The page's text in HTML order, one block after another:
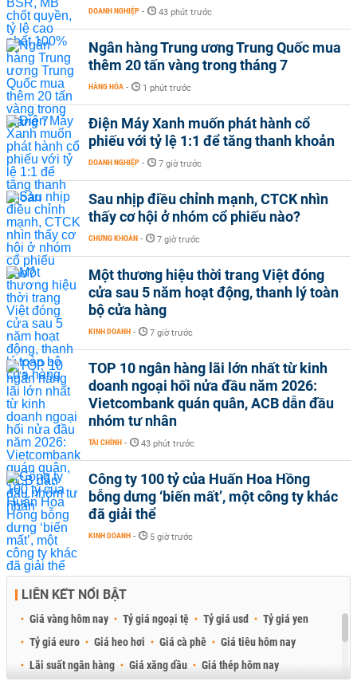
DOANH NGHIỆP - 43 phút trước
Ngân hàng Trung ương Trung Quốc mua
thêm 20 tấn vàng trong tháng 7
HÀNG HÓA - 1 phút trước
Điện Máy Xanh muốn phát hành cổ
phiếu với tỷ lệ 1:1 để tăng thanh khoản
DOANH NGHIỆP - 7 giờ trước
Sau nhịp điều chỉnh mạnh, CTCK nhìn
thấy cơ hội ở nhóm cổ phiếu nào?
CHỨNG KHOÁN - 7 giờ trước
Một thương hiệu thời trang Việt đóng
cửa sau 5 năm hoạt động, thanh lý toàn
bộ cửa hàng
KINH DOANH - 7 giờ trước
TOP 10 ngân hàng lãi lớn nhất từ kinh
doanh ngoại hối nửa đầu năm 2026:
Vietcombank quán quân, ACB dẫn đầu
nhóm tư nhân
TÀI CHÍNH - 43 phút trước
Công ty 100 tỷ của Huấn Hoa Hồng
bỗng dưng ‘biến mất’, một công ty khác
đã giải thể
KINH DOANH - 5 giờ trước
LIÊN KẾT NỔI BẬT
Giá vàng hôm nay Tỷ giá ngoại tệ Tỷ giá usd
Tỷ giá yen
Tỷ giá euro
Giá heo hơi Giá cà phê
Giá tiêu hôm nay
Lãi suất ngân hàng
Giá xăng dầu
Giá thép hôm nay